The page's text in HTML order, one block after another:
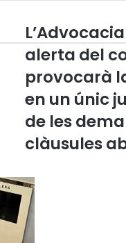
L
’
A
d
v
o
c
a
c
C
a
t
a
alerta del
provocarà
en un únic
de les
clàusules